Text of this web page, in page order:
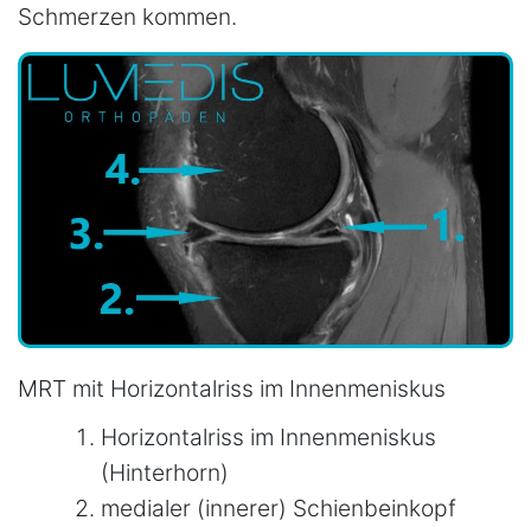
Schmerzen kommen.
MRT mit Horizontalriss im Innenmeniskus
Horizontalriss im Innenmeniskus
(Hinterhorn)
medialer (innerer) Schienbeinkopf